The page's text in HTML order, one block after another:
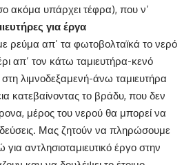
ακόμα υπάρχει τέφρα), που ν’
για έργα
ρεύμα απ’ τα φωτοβολταϊκά το νερό
απ’ τον κάτω ταμιευτήρα-κενό
στη λιμνοδεξαμενή-άνω ταμιευτήρα
κατεβαίνοντας το βράδυ, που δεν
μέρος του νερού θα μπορεί να
Μας ζητούν να πληρώσουμε
αντλησιοταμιευτικό έργο στην